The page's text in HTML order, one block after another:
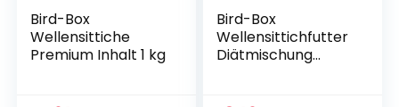
Bird-Box
Wellensittiche
Premium Inhalt 1 kg
Bird-Box
Wellensittichfutter
Diätmischung